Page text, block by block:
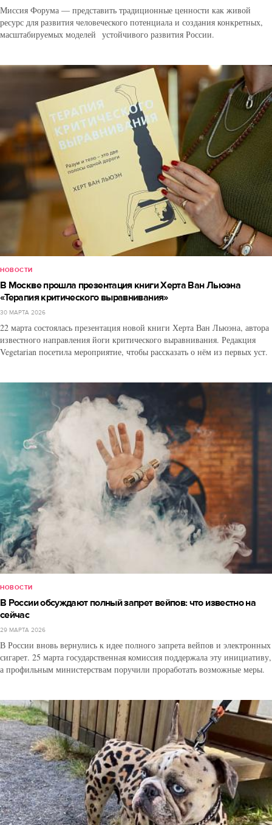
Миссия Форума — представить традиционные ценности как живой
ресурс для развития человеческого потенциала и создания конкретных,
масштабируемых моделей устойчивого развития России.
НОВОСТИ
В Москве прошла презентация книги Херта Ван Льюэна
«Терапия критического выравнивания»
30 МАРТА 2026
22 марта состоялась презентация новой книги Херта Ван Льюэна, автора
известного направления йоги критического выравнивания. Редакция
Vegetarian посетила мероприятие, чтобы рассказать о нём из первых уст.
НОВОСТИ
В России обсуждают полный запрет вейпов: что известно на
сейчас
29 МАРТА 2026
В России вновь вернулись к идее полного запрета вейпов и электронных
сигарет. 25 марта государственная комиссия поддержала эту инициативу,
а профильным министерствам поручили проработать возможные меры.